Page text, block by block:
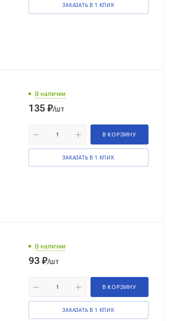
ЗАКАЗАТЬ В 1 КЛИК
В наличии
135 ₽/шт
В КОРЗИНУ
ЗАКАЗАТЬ В 1 КЛИК
В наличии
93 ₽/шт
В КОРЗИНУ
ЗАКАЗАТЬ В 1 КЛИК